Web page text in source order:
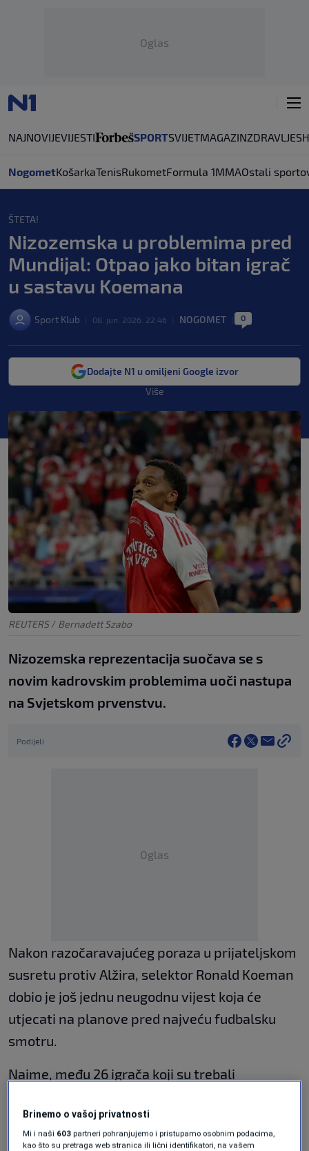
Oglas
NAJNOVIJEVIJESTI SPORTSVIJETMAGAZINZDRAVLJE
NogometKošarkaTenisRukometFormula 1MMAOstali
ŠTETA!
Nizozemska u problemima pred
Mundijal: Otpao jako bitan igrač
u sastavu Koemana
Sport Klub 08. jun. 2026. 22:46 NOGOMET 0
Dodajte N1 u omiljeni Google izvor
Više
REUTERS / Bernadett Szabo
Nizozemska reprezentacija suočava se s
novim kadrovskim problemima uoči nastupa
na Svjetskom prvenstvu.
Podijeli
Oglas
Nakon razočaravajućeg poraza u prijateljskom
susretu protiv Alžira, selektor Ronald Koeman
dobio je još jednu neugodnu vijest koja će
utjecati na planove pred najveću fudbalsku
smotru.
Naime, među 26 igrača koji su trebali
Jurriena Timbera, jednog od najcjenjenijih
bekova današnjice i člana Arsenala koji je ove
Brinemo o vašoj privatnosti
Mi i naši 603 partneri pohranjujemo i pristupamo osobnim podacima,
kao što su pretraga web stranica ili lični identifikatori, na vašem